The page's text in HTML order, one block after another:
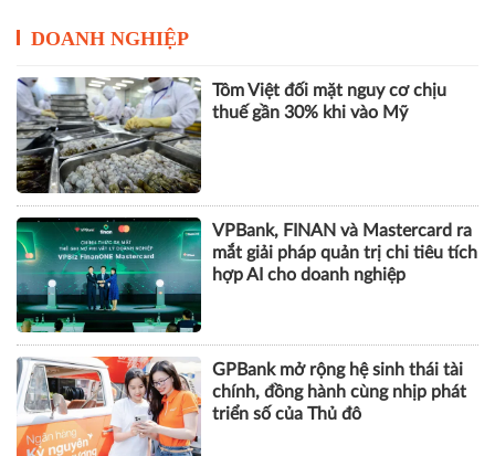
VPBank, FINAN và Mastercard ra
mắt giải pháp quản trị chi tiêu tích
hợp AI cho doanh nghiệp
GPBank mở rộng hệ sinh thái tài
chính, đồng hành cùng nhịp phát
triển số của Thủ đô
Cách Masan kiến tạo nội lực cho
chặng đường tăng trưởng tiếp
theo